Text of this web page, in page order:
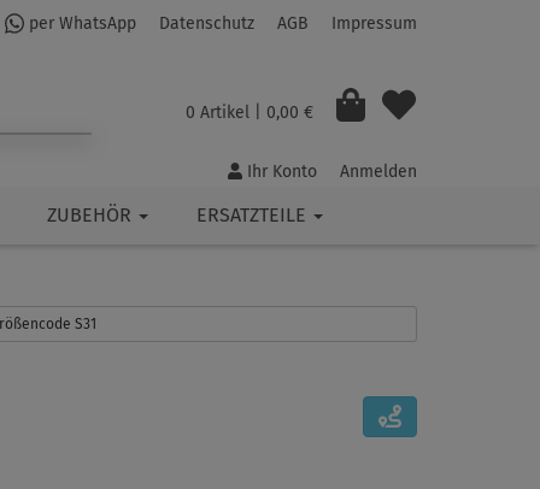
per WhatsApp Datenschutz AGB Impressum
0 Artikel | 0,00 €
Ihr Konto Anmelden
ZUBEHÖR ERSATZTEILE
S31